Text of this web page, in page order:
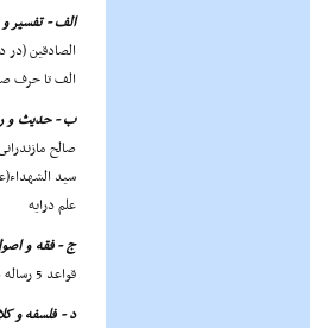
الف - تفسیر و
الف تا حرف صاد 6 تجوید قرآن 7 طبع و چاپ بیش از 60 نسخه قرآن در
ب - حدیث و
علم درایه
ج - فقه و
قواعد 5 رساله در شرح شکوک صلاة در عروة الوثقى 6 فقه فارسى و مختصر براى تدریس در مدارس 7 مناسک حج با حواشى 9 نفر از مراجع تقلید
د - فلسفه و